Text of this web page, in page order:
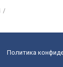
Политика